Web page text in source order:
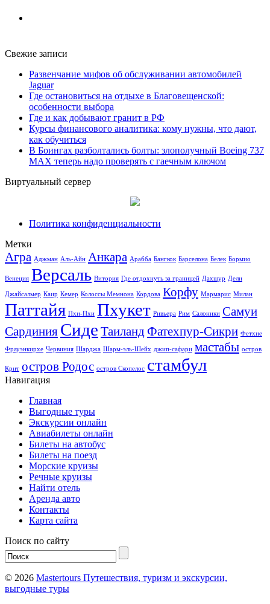
Свежие записи
Развенчание мифов об обслуживании автомобилей
Jaguar
Где остановиться на отдыхе в Благовещенской:
особенности выбора
Где и как добывают гранит в РФ
Курсы финансового аналитика: кому нужны, что дают,
как обучиться
В Боингах разболтались болты: злополучный Boeing 737
MAX теперь надо проверять с гаечным ключом
Виртуальный сервер
Политика конфиденциальности
Метки
Агра Аджман Аль-Айн Анкара Арабба Бангкок Барселона Белек Бормио
Венеция Версаль Витория Где отдохнуть за границей Дахшур Дели
Джайсалмер Каир Кемер Колоссы Мемнона Кордова Корфу Мармарис Милан
Паттайя Пхи-Пхи Пхукет Ривьера Рим Салоники Самуи
Сардиния Сиде ТаиландФатехпур-Сикри Фетхие
Фрауэнкирхе Червиния Шарджа Шарм-эль-Шейх джип-сафари мастабы остров
Крит остров Родос остров Скопелос стамбул
Навигация
Главная
Выгодные туры
Экскурсии онлайн
Авиабилеты онлайн
Билеты на автобус
Билеты на поезд
Морские круизы
Речные круизы
Найти отель
Аренда авто
Контакты
Карта сайта
Поиск по сайту
© 2026 Mastertours Путешествия, туризм и экскурсии,
выгодные туры